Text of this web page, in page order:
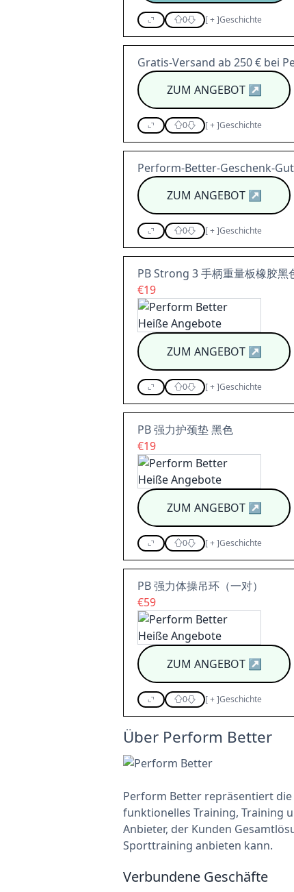
0 [+]Geschichte
Gratis-Versand ab 250 € bei
ZUM ANGEBOT↗
0 [+]Geschichte
Perform-Better-Geschenk-
ZUM ANGEBOT↗
0 [+]Geschichte
PB Strong 3 手柄重量板橡胶黑
€19
ZUM ANGEBOT↗
0 [+]Geschichte
PB 强力护颈垫 黑色
€19
ZUM ANGEBOT↗
0 [+]Geschichte
PB 强力体操吊环（一对）
€59
ZUM ANGEBOT↗
0 [+]Geschichte
Über Perform Better
Perform Better repräsentiert
funktionelles Training, Training
Anbieter, der Kunden
Sporttraining anbieten kann.
Verbundene Geschäfte